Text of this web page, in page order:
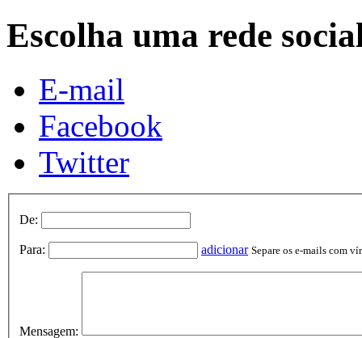
Escolha uma rede
E-mail
Facebook
Twitter
De:
Para: adicionar Separe os e-mails com
Mensagem: